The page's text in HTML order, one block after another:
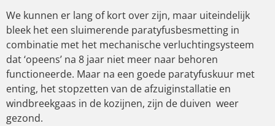
We kunnen er lang of kort over zijn, maar uiteindelijk
bleek het een sluimerende paratyfusbesmetting in
combinatie met het mechanische verluchtingsysteem
dat ‘opeens’ na 8 jaar niet meer naar behoren
functioneerde. Maar na een goede paratyfuskuur met
enting, het stopzetten van de afzuiginstallatie en
windbreekgaas in de kozijnen, zijn de duiven weer
gezond.